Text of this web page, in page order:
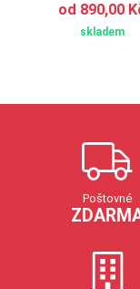
od 890,00
skladem
Poštovné